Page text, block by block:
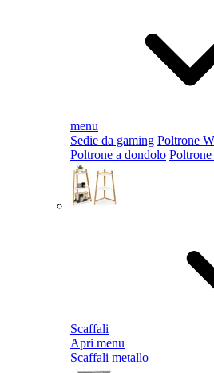
menu
Sedie da gaming Poltrone
Poltrone a dondolo Poltrone
Scaffali
Apri menu
Scaffali metallo